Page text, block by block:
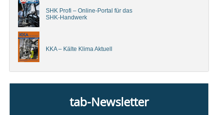
SHK Profi – Online-Portal für das
SHK-Handwerk
KKA – Kälte Klima Aktuell
tab-Newsletter